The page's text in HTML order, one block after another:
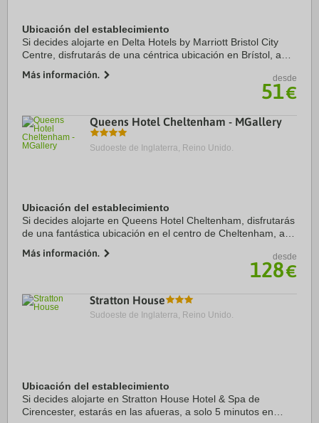
Ubicación del establecimiento
Si decides alojarte en Delta Hotels by Marriott Bristol City
Centre, disfrutarás de una céntrica ubicación en Brístol, a
minutos a pie de Mercado de St ...
Más información. desde
51€
Queens Hotel Cheltenham - MGallery
Sudoeste de Inglaterra, Reino Unido.
Ubicación del establecimiento
Si decides alojarte en Queens Hotel Cheltenham, disfrutarás
de una fantástica ubicación en el centro de Cheltenham, a
Centro comercial Gloucester ...
Más información. desde
128€
Stratton House
Sudoeste de Inglaterra, Reino Unido.
Ubicación del establecimiento
Si decides alojarte en Stratton House Hotel & Spa de
Cirencester, estarás en las afueras, a solo 5 minutos en